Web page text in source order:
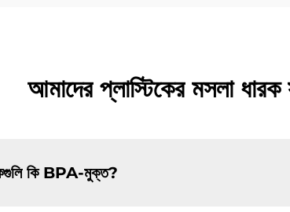
আমাদের প্লাস্টিকের মসলা
কি BPA-মুক্ত?